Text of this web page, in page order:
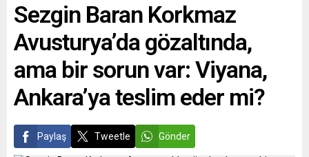
Sezgin Baran Korkmaz
Avusturya’da gözaltında,
ama bir sorun var: Viyana,
Ankara’ya teslim eder mi?
Paylaş Tweetle Gönder